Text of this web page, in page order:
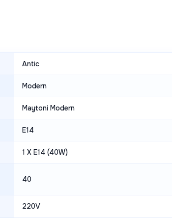
Antic
Modern
Maytoni Modern
E14
1 X E14 (40W)
40
220V